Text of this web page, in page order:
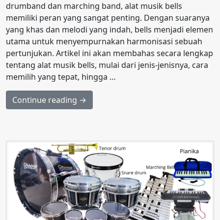
drumband dan marching band, alat musik bells
memiliki peran yang sangat penting. Dengan suaranya
yang khas dan melodi yang indah, bells menjadi elemen
utama untuk menyempurnakan harmonisasi sebuah
pertunjukan. Artikel ini akan membahas secara lengkap
tentang alat musik bells, mulai dari jenis-jenisnya, cara
memilih yang tepat, hingga …
Continue reading →